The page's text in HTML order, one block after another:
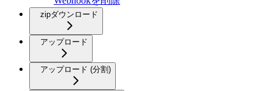
zipダウンロード
アップロード
アップロード (分割)